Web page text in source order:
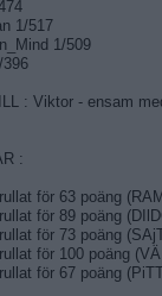
1/517
1/509
396
: Viktor - ensam
:
för 63 poäng
för 89 poäng
för 73 poäng
för 100 poäng
för 67 poäng